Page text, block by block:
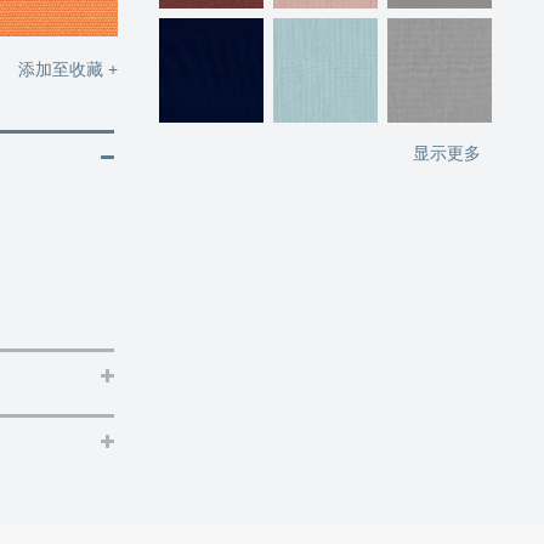
添加至收藏 +
显示更多